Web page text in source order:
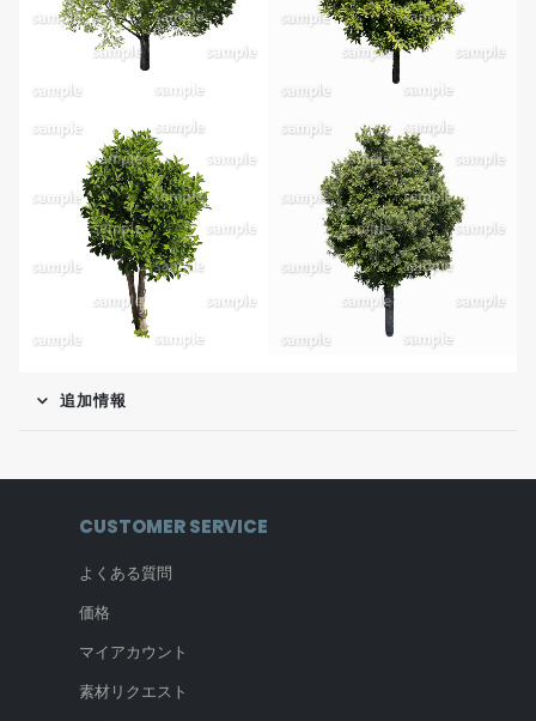
追加情報
CUSTOMER SERVICE
よくある質問
価格
マイアカウント
素材リクエスト